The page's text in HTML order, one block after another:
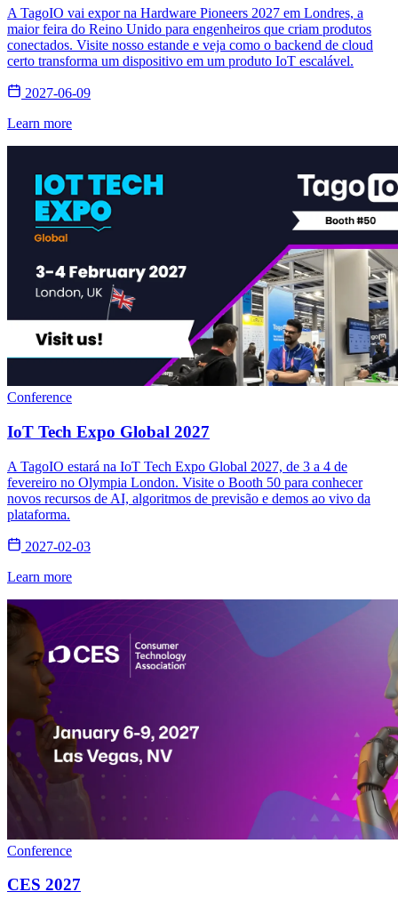
A TagoIO vai expor na Hardware Pioneers 2027 em Londres, a
maior feira do Reino Unido para engenheiros que criam produtos
conectados. Visite nosso estande e veja como o backend de cloud
certo transforma um dispositivo em um produto IoT escalável.
2027-06-09
Learn more
Conference
IoT Tech Expo Global 2027
A TagoIO estará na IoT Tech Expo Global 2027, de 3 a 4 de
fevereiro no Olympia London. Visite o Booth 50 para conhecer
novos recursos de AI, algoritmos de previsão e demos ao vivo da
plataforma.
2027-02-03
Learn more
Conference
CES 2027